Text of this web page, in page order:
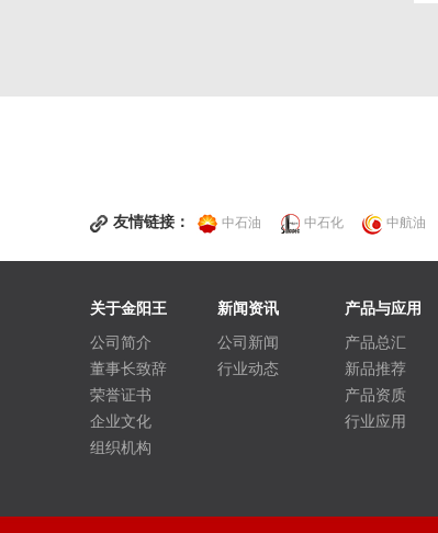
友情链接： 中石油 中石化 中航油
关于金阳王
公司简介
董事长致辞
荣誉证书
企业文化
组织机构
新闻资讯
公司新闻
行业动态
产品与应用
产品总汇
新品推荐
产品资质
行业应用